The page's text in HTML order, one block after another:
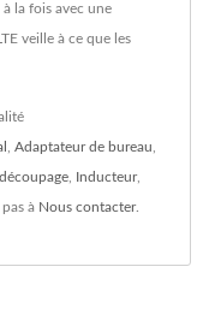
la fois avec une
veille à ce que les
, Adaptateur de bureau,
, Inducteur,
à Nous contacter.